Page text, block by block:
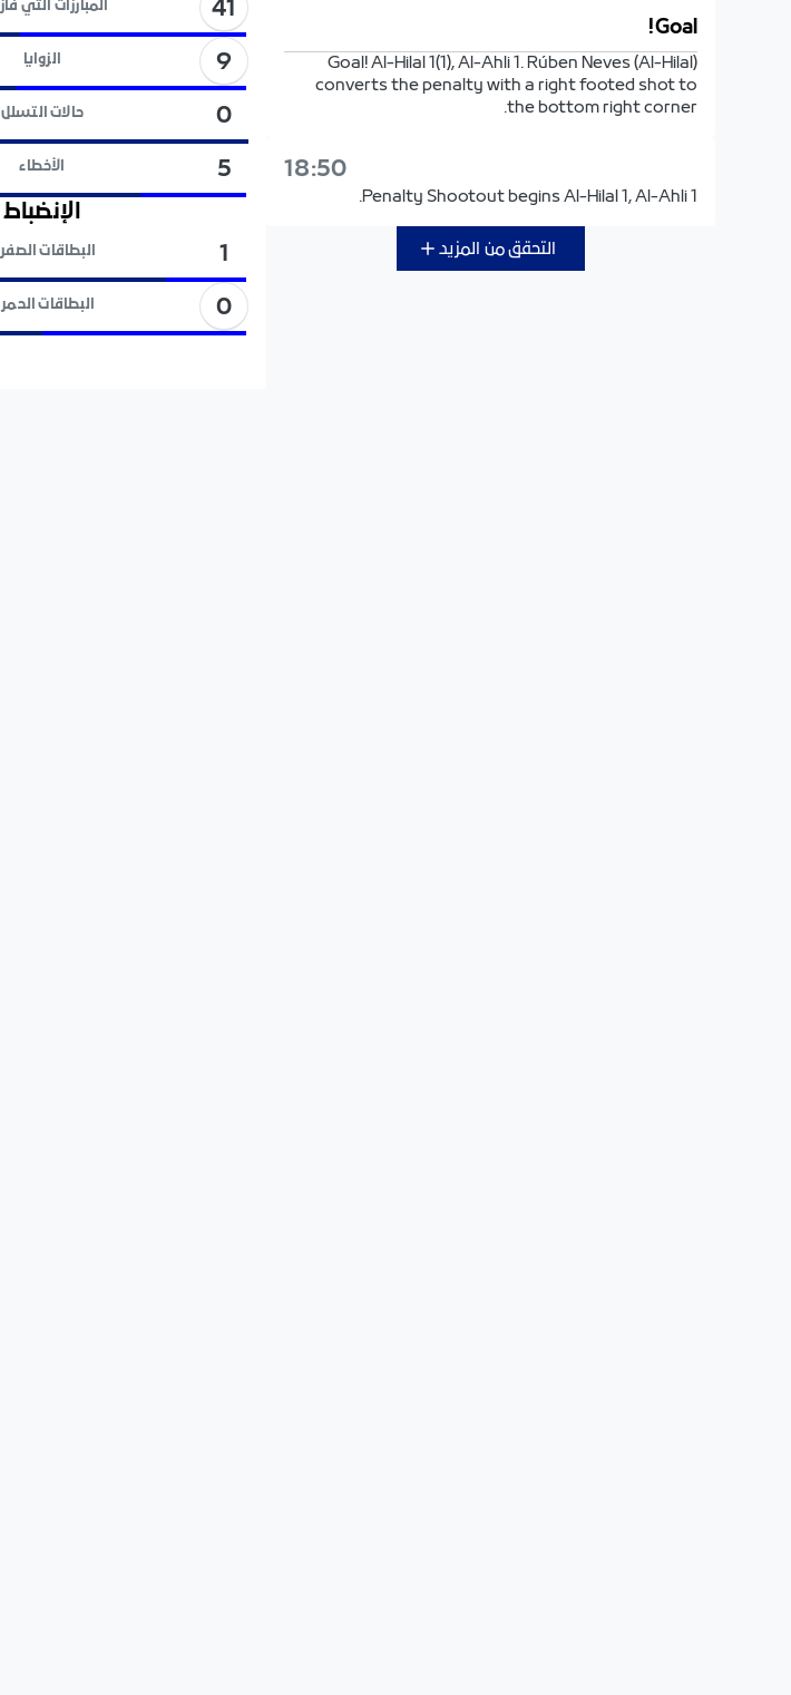
Goal!
Goal! Al-Hilal 1(1), Al-Ahli 1. Rúben Neves (Al-Hilal)
converts the penalty with a right footed shot to
the bottom right corner.
18:50
Penalty Shootout begins Al-Hilal 1, Al-Ahli 1.
التحقق من المزيد
41
المبارزات التي
9
الزوايا
0
حالات التسلل
5
الأخطاء
الإنضباط
1
البطاقات
0
البطاقات